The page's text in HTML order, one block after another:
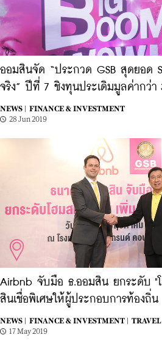
ออมสินจัด “ประกวด GSB สุดยอด
จริง” ปีที่ 7 ชิงทุนประเดิมมูลค่ากว่า
NEWS |
FINANCE & INVESTMENT
28 Jun 2019
Airbnb จับมือ ธ.ออมสิน ยกระดับ "
สินเชื่อพิเศษให้ผู้ประกอบการท้องถิ่น
NEWS | FINANCE & INVESTMENT |
TRAVEL
17 May 2019